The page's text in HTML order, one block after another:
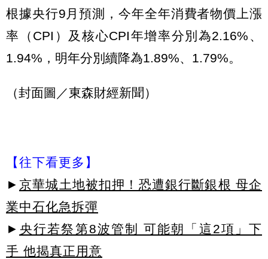
根據央行9月預測，今年全年消費者物價上漲
率（CPI）及核心CPI年增率分別為2.16%、
1.94%，明年分別續降為1.89%、1.79%。
（封面圖／東森財經新聞）
【往下看更多】
► 京華城土地被扣押！恐遭銀行斷銀根 母企
業中石化急拆彈
► 央行若祭第8波管制 可能朝「這2項」下
手 他揭真正用意